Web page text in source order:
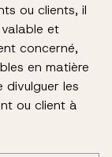
ou clients, il
et
concerné,
en matière
les
ou client à